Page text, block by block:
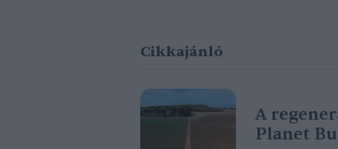
Cikkajánló
A
Planet